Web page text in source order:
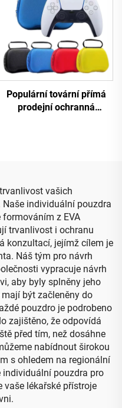
trvanlivé, černé, vhodné
pro kempování a cestování
Populární tovární přímá
prodejní ochranná
vašich
individuální pouzdra
z EVA
trvanlivost i ochranu
konzultací, jejímž cílem je
Náš tým pro návrh
vypracuje návrh
aby byly splněny jeho
být začleněny do
pouzdro je podrobeno
zajištěno, že odpovídá
před tím, než dosáhne
nabídnout širokou
s ohledem na regionální
individuální pouzdra pro
vaše lékařské přístroje